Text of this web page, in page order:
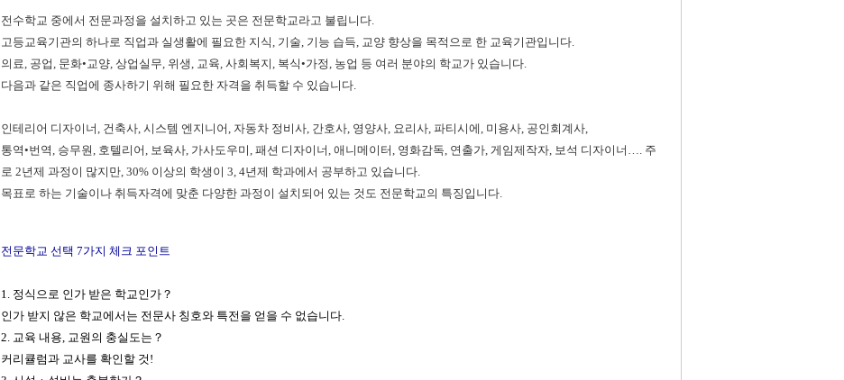
전수학교 중에서 전문과정을 설치하고 있는 곳은 전문학교라고 불립니다.
고등교육기관의 하나로 직업과 실생활에 필요한 지식, 기술, 기능 습득, 교양 향상을 목적으로 한 교육기관입니다.
의료, 공업, 문화•교양, 상업실무, 위생, 교육, 사회복지, 복식•가정, 농업 등 여러 분야의 학교가 있습니다.
다음과 같은 직업에 종사하기 위해 필요한 자격을 취득할 수 있습니다.
인테리어 디자이너, 건축사, 시스템 엔지니어, 자동차 정비사, 간호사, 영양사, 요리사, 파티시에, 미용사, 공인회계사,
통역•번역, 승무원, 호텔리어, 보육사, 가사도우미, 패션 디자이너, 애니메이터, 영화감독, 연출가, 게임제작자, 보석 디자이너…. 주
로 2년제 과정이 많지만, 30% 이상의 학생이 3, 4년제 학과에서 공부하고 있습니다.
목표로 하는 기술이나 취득자격에 맞춘 다양한 과정이 설치되어 있는 것도 전문학교의 특징입니다.
전문학교 선택 7가지 체크 포인트
1. 정식으로 인가 받은 학교인가？
인가 받지 않은 학교에서는 전문사 칭호와 특전을 얻을 수 없습니다.
2. 교육 내용, 교원의 충실도는？
커리큘럼과 교사를 확인할 것!